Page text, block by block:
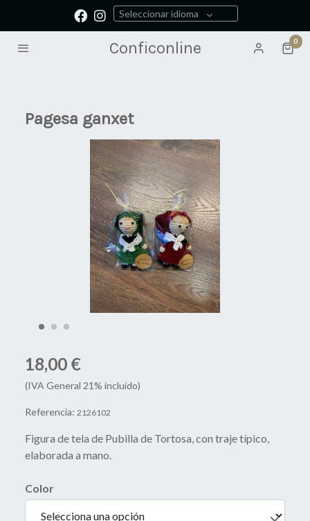
Seleccionar idioma
Conficonline 0
Pagesa ganxet
18,00 €
(IVA General 21% incluido)
Referencia: 2126102
Figura de tela de Pubilla de Tortosa, con traje típico,
elaborada a mano.
Color